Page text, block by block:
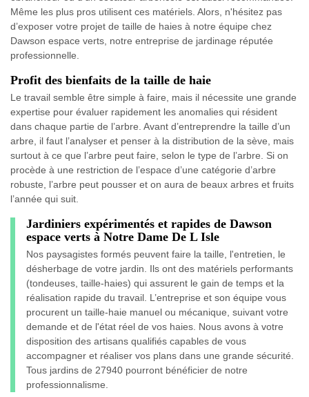
Même les plus pros utilisent ces matériels. Alors, n'hésitez pas
d’exposer votre projet de taille de haies à notre équipe chez
Dawson espace verts, notre entreprise de jardinage réputée
professionnelle.
Profit des bienfaits de la taille de haie
Le travail semble être simple à faire, mais il nécessite une grande
expertise pour évaluer rapidement les anomalies qui résident
dans chaque partie de l’arbre. Avant d’entreprendre la taille d’un
arbre, il faut l’analyser et penser à la distribution de la sève, mais
surtout à ce que l’arbre peut faire, selon le type de l’arbre. Si on
procède à une restriction de l’espace d’une catégorie d’arbre
robuste, l’arbre peut pousser et on aura de beaux arbres et fruits
l’année qui suit.
Jardiniers expérimentés et rapides de Dawson
espace verts à Notre Dame De L Isle
Nos paysagistes formés peuvent faire la taille, l'entretien, le
désherbage de votre jardin. Ils ont des matériels performants
(tondeuses, taille-haies) qui assurent le gain de temps et la
réalisation rapide du travail. L’entreprise et son équipe vous
procurent un taille-haie manuel ou mécanique, suivant votre
demande et de l'état réel de vos haies. Nous avons à votre
disposition des artisans qualifiés capables de vous
accompagner et réaliser vos plans dans une grande sécurité.
Tous jardins de 27940 pourront bénéficier de notre
professionnalisme.